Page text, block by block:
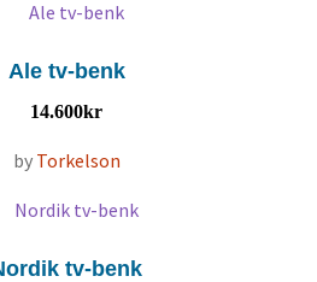
Ale tv-benk
14.600kr
by Torkelson
tv-benk